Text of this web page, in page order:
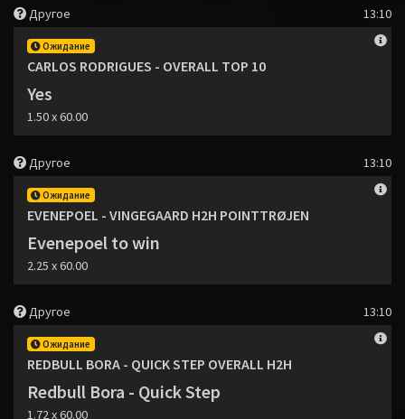
Другое 13:10
Ожидание
CARLOS RODRIGUES - OVERALL TOP 10
Yes
1.50 x 60.00
Другое 13:10
Ожидание
EVENEPOEL - VINGEGAARD H2H POINTTRØJEN
Evenepoel to win
2.25 x 60.00
Другое 13:10
Ожидание
REDBULL BORA - QUICK STEP OVERALL H2H
Redbull Bora - Quick Step
1.72 x 60.00